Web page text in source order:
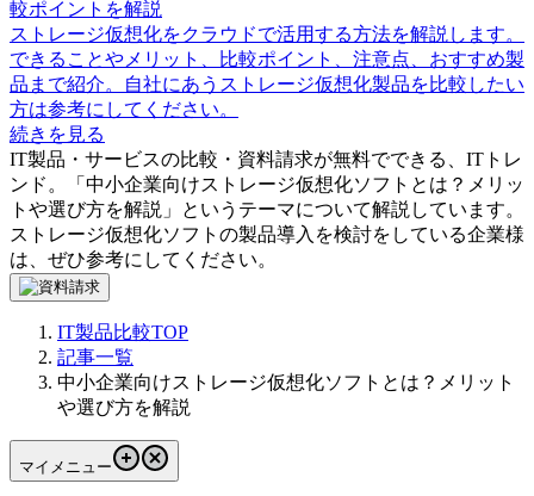
較ポイントを解説
ストレージ仮想化をクラウドで活用する方法を解説します。
できることやメリット、比較ポイント、注意点、おすすめ製
品まで紹介。自社にあうストレージ仮想化製品を比較したい
方は参考にしてください。
続きを見る
IT製品・サービスの比較・資料請求が無料でできる、ITトレ
ンド。「 中小企業向けストレージ仮想化ソフトとは？メリッ
トや選び方を解説 」というテーマについて解説しています。
ストレージ仮想化ソフト の製品導入を検討をしている企業様
は、ぜひ参考にしてください。
IT製品比較TOP
記事一覧
中小企業向けストレージ仮想化ソフトとは？メリット
や選び方を解説
マイメニュー